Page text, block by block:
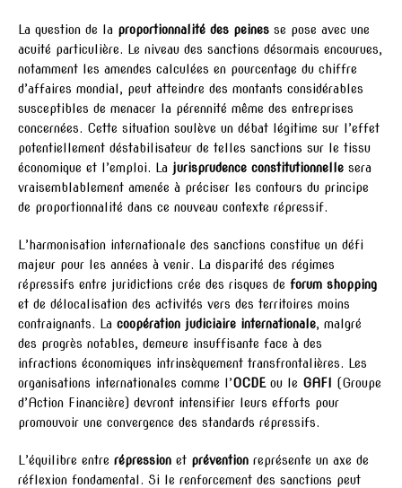
La question de la proportionnalité des peines se pose avec une
acuité particulière. Le niveau des sanctions désormais encourues,
notamment les amendes calculées en pourcentage du chiffre
d’affaires mondial, peut atteindre des montants considérables
susceptibles de menacer la pérennité même des entreprises
concernées. Cette situation soulève un débat légitime sur l’effet
potentiellement déstabilisateur de telles sanctions sur le tissu
économique et l’emploi. La jurisprudence constitutionnelle sera
vraisemblablement amenée à préciser les contours du principe
de proportionnalité dans ce nouveau contexte répressif.
L’harmonisation internationale des sanctions constitue un défi
majeur pour les années à venir. La disparité des régimes
répressifs entre juridictions crée des risques de forum shopping
et de délocalisation des activités vers des territoires moins
contraignants. La coopération judiciaire internationale, malgré
des progrès notables, demeure insuffisante face à des
infractions économiques intrinsèquement transfrontalières. Les
organisations internationales comme l’OCDEou le GAFI
(Groupe
d’Action Financière) devront intensifier leurs efforts pour
promouvoir une convergence des standards répressifs.
L’équilibre entre répression et prévention représente un axe de
réflexion fondamental. Si le renforcement des sanctions peut